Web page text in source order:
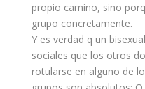
propio camino, sino
grupo concretamente.
Y es verdad q un
sociales que los otros
rotularse en alguno de